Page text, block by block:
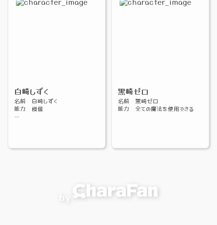
白崎しずく
名前 白崎しずく
能力 模倣
黒崎ゼロ
名前 黒崎ゼロ
能力 全ての魔法を使用できる